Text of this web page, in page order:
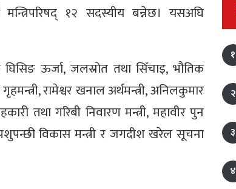
मन्त्रिपरिषद्‌ १२ सदस्यीय बन्नेछ। यसअघि
घिसिङ ऊर्जा, जलस्रोत तथा सिँचाइ, भौतिक
रामेश्वर खनाल अर्थमन्त्री, अनिलकुमार
तथा गरिबी निवारण मन्त्री, महावीर पुन
पशुपन्छी विकास मन्त्री र जगदीश खरेल सूचना
१
२
३
४